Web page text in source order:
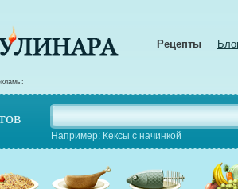
Рецепты
Например: Кексы с начинкой